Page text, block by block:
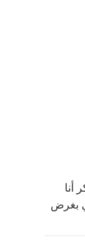
أنا
بغرض